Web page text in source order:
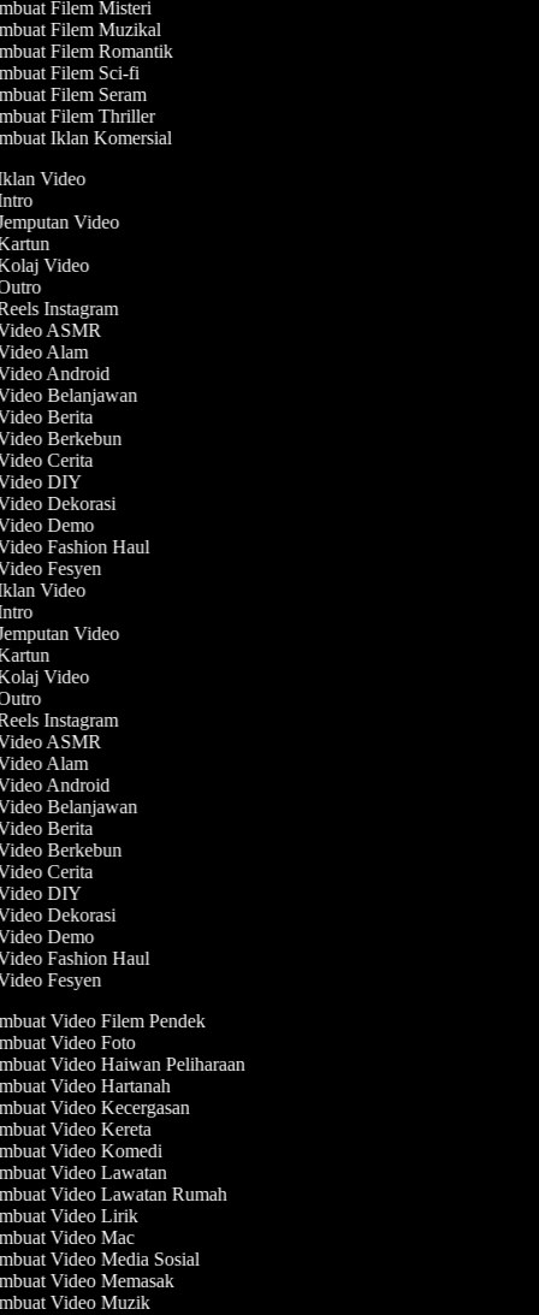
Filem Misteri
Filem Muzikal
Filem Romantik
Filem Sci-fi
Filem Seram
Filem Thriller
Iklan Komersial
Iklan Video
Video
Kolaj Video
Instagram
Video ASMR
Alam
Video Android
Video Belanjawan
Berita
Video Berkebun
Cerita
Video DIY
Video Dekorasi
Video Demo
Video Fashion Haul
Fesyen
Iklan Video
Video
Kolaj Video
Instagram
Video ASMR
Alam
Video Android
Video Belanjawan
Berita
Video Berkebun
Cerita
Video DIY
Video Dekorasi
Video Demo
Video Fashion Haul
Fesyen
Video Filem Pendek
Video Foto
Video Haiwan Peliharaan
Video Hartanah
Video Kecergasan
Video Kereta
Video Komedi
Video Lawatan
Video Lawatan Rumah
Video Lirik
Video Mac
Video Media Sosial
Video Memasak
Video Muzik